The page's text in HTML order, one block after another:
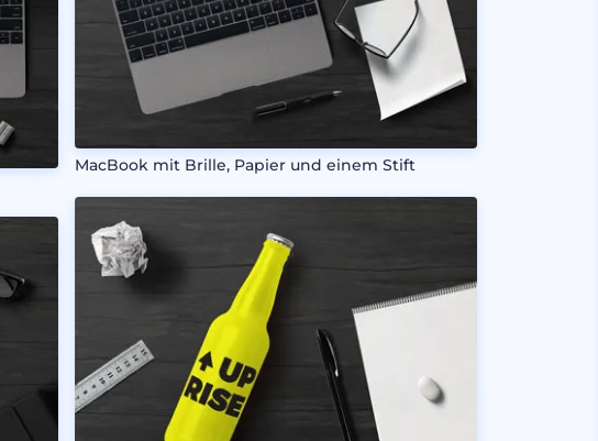
MacBook mit Brille, Papier und einem Stift